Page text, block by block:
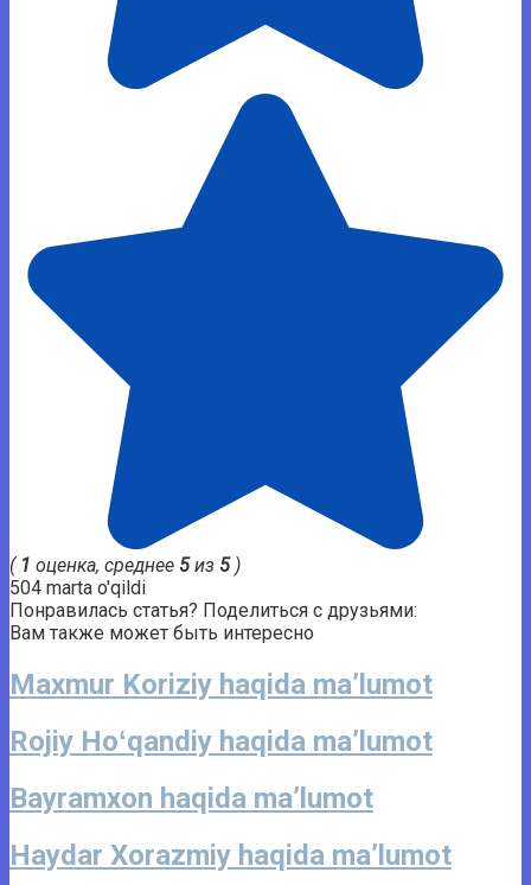
( 1 оценка, среднее 5из 5)
504 marta o'qildi
Понравилась статья? Поделиться с друзьями:
Вам также может быть интересно
Maxmur Koriziy haqida ma’lumot
Rojiy Hoʻqandiy haqida ma’lumot
Bayramxon haqida ma’lumot
Haydar Xorazmiy haqida ma’lumot